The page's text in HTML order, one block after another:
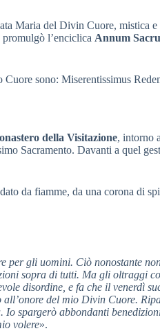
Maria del Divin Cuore, mistica
l’enciclica Annum
sono: Miserentissimus
della Visitazione, intorno
Sacramento. Davanti a quel
da fiamme, da una corona di
per gli uomini. Ciò nonostante
sopra di tutti. Ma gli oltraggi
disordine, e fa che il venerdì
del mio Divin Cuore.
spargerò abbondanti
volere».